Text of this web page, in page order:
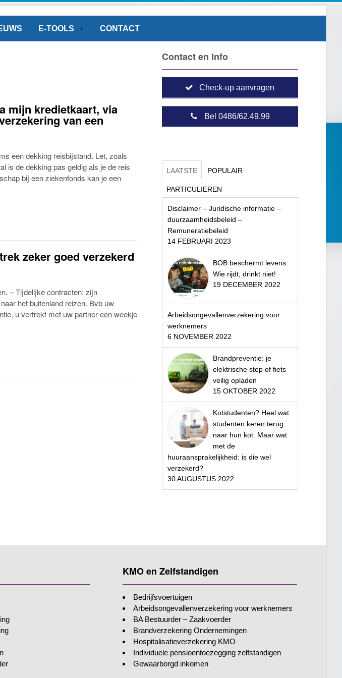
E-TOOLS CONTACT
mijn kredietkaart, via
van een
een dekking reisbijstand. Let, zoals
is de dekking pas geldig als je de reis
bij een ziekenfonds kan je een
zeker goed verzekerd
– Tijdelijke contracten: zijn
het buitenland reizen. Bvb uw
u vertrekt met uw partner een weekje
Contact en Info
Check-up aanvragen
Bel 0486/62.49.99
LAATSTE POPULAIR
PARTICULIEREN
Disclaimer – Juridische informatie –
duurzaamheidsbeleid –
Remuneratiebeleid
14 FEBRUARI 2023
BOB beschermt levens.
Wie rijdt, drinkt niet!
19 DECEMBER 2022
Arbeidsongevallenverzekering voor
werknemers
6 NOVEMBER 2022
Brandpreventie: je
elektrische step of fiets
veilig opladen
15 OKTOBER 2022
Kotstudenten? Heel wat
studenten keren terug
naar hun kot. Maar wat
met de
huuraansprakelijkheid: is die wel
verzekerd?
30 AUGUSTUS 2022
KMO en Zelfstandigen
Bedrijfsvoertuigen
Arbeidsongevallenverzekering voor werknemers
BA Bestuurder – Zaakvoerder
Brandverzekering Ondernemingen
Hospitalisatieverzekering KMO
Individuele pensioentoezegging zelfstandigen
Gewaarborgd inkomen